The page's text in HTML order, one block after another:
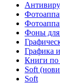
Фоны для
Графика
Книги по
Soft
Soft